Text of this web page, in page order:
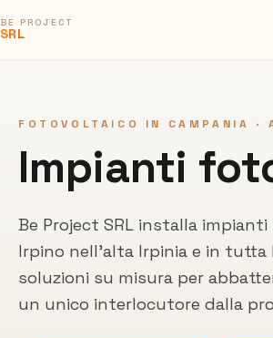
BE PROJECT
SRL
FOTOVOLTAICO IN CAMPANIA ·
Impianti
Be Project SRL installa
Irpino nell'alta Irpinia e in tutta
soluzioni su misura per
un unico interlocutore dalla